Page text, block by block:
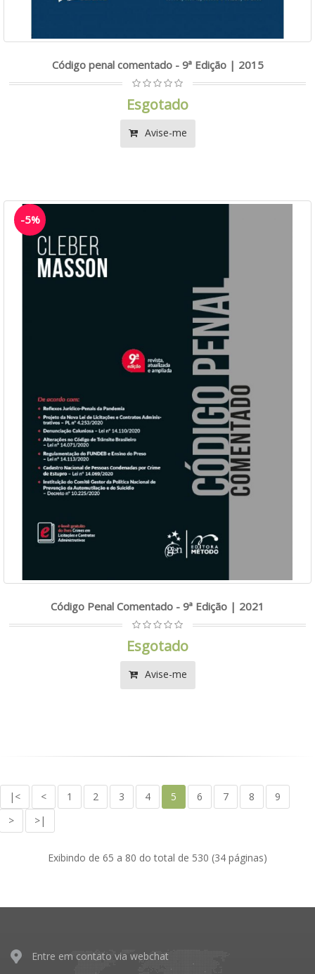
Código penal comentado - 9ª Edição | 2015
Esgotado
Avise-me
-5%
Código Penal Comentado - 9ª Edição | 2021
Esgotado
Avise-me
|< < 1 2 3 4 5 6 7 8
9
>
>|
Exibindo de 65 a 80 do total de 530 (34 páginas)
Entre em contato via webchat